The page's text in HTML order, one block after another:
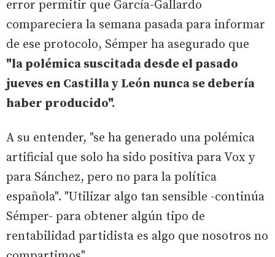
error permitir que García-Gallardo
compareciera la semana pasada para informar
de ese protocolo, Sémper ha asegurado que
"la polémica suscitada desde el pasado
jueves en Castilla y León nunca se debería
haber producido".
A su entender, "se ha generado una polémica
artificial que solo ha sido positiva para Vox y
para Sánchez, pero no para la política
española". "Utilizar algo tan sensible -continúa
Sémper- para obtener algún tipo de
rentabilidad partidista es algo que nosotros no